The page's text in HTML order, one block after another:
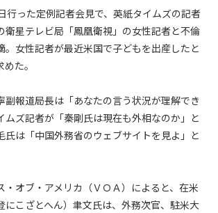
行った定例記者会見で、英紙タイムズの記者
衛星テレビ局「鳳凰衛視」の女性記者と不倫
。女性記者が最近米国で子どもを出産したと
た。
報道局長は「あなたの言う状況が理解でき
ムズ記者が「秦剛氏は現在も外相なのか」と
氏は「中国外務省のウェブサイトを見よ」と
オブ・アメリカ（ＶＯＡ）によると、在米
にこざとへん）聿文氏は、外務次官、駐米大